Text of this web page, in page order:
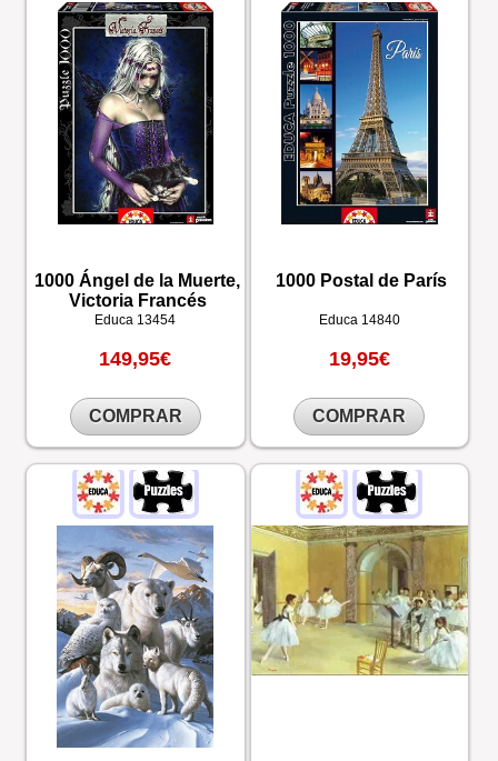
1000 Ángel de la Muerte,
Victoria Francés
Educa 13454
149,95€
COMPRAR
1000 Postal de París
Educa 14840
19,95€
COMPRAR